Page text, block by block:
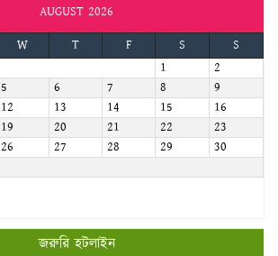
AUGUST 2026
W T F S
S
1
2
5 6 7 8
9
12 13 14 15
16
19 20 21 22
23
26 27 28 29
30
জরুরি হটলাইন